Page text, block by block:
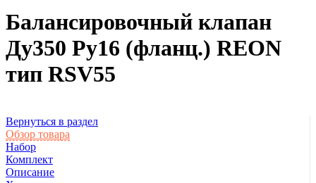
Балансировочный клапан
Ду350 Ру16 (фланц.) REON
тип RSV55
Вернуться в раздел
Обзор товара
Набор
Комплект
Описание